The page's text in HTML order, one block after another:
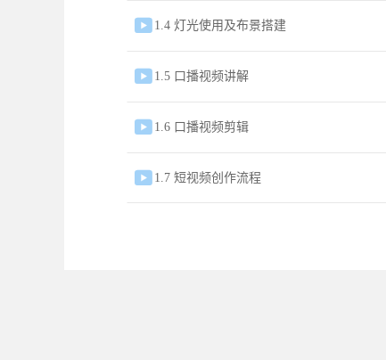
 1.4 灯光使用及布景搭建
 1.5 口播视频讲解
 1.6 口播视频剪辑
 1.7 短视频创作流程